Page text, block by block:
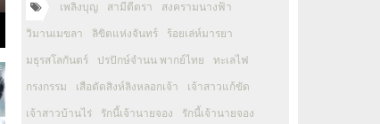
เพลิงบุญ สามีตีตรา สงครามนางฟ้า
วิมานเมขลา ลิขิตแห่งจันทร์ ร้อยเล่ห์มารยา
มธุรสโลกันตร์ ปรปักษ์จำนน พากย์ไทย ทะเลไฟ
กรงกรรม เสือตัดสิงห์ลิงหลอกเจ้า เจ้าสาวแก้ขัด
เจ้าสาวบ้านไร่ รักนี้เจ้านายจอง รักนี้เจ้านายจอง